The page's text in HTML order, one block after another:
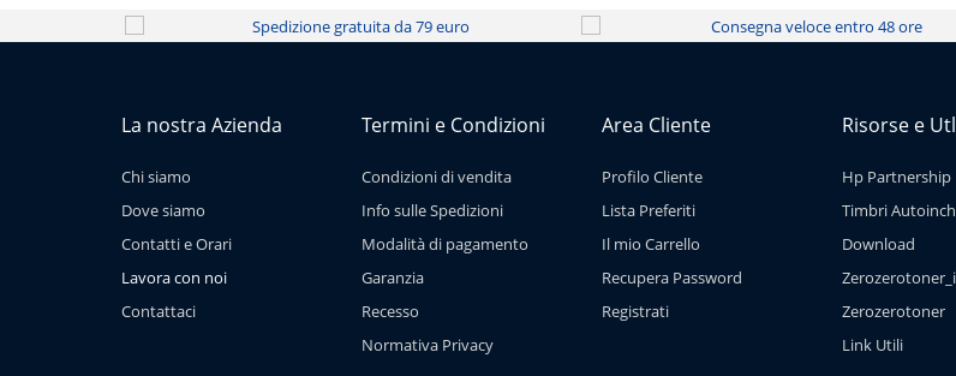
La nostra Azienda
Chi siamo
Dove siamo
Contatti e Orari
Lavora con noi
Contattaci
Termini e Condizioni
Condizioni di vendita
Info sulle Spedizioni
Modalità di pagamento
Garanzia
Recesso
Normativa Privacy
Area Cliente
Profilo Cliente
Lista Preferiti
Il mio Carrello
Recupera Password
Registrati
Risorse e
Hp Partnership
Timbri
Download
Zerozerotoner
Link Utili